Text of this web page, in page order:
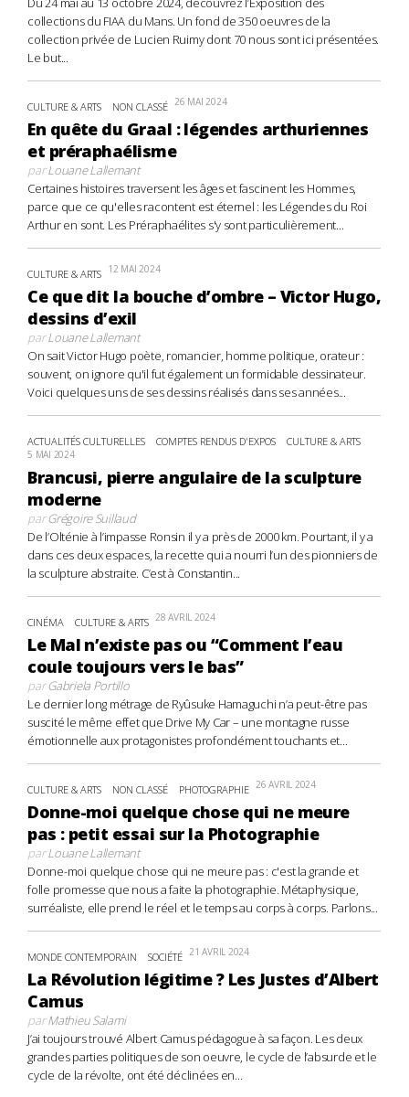
collections du FIAA du Mans. Un fond de 350 oeuvres de la
collection privée de Lucien Ruimy dont 70 nous sont ici présentées.
Le but...
CULTURE & ARTS NON CLASSÉ 26 MAI 2024
En quête du Graal : légendes arthuriennes
et préraphaélisme
parLouane Lallemant
Certaines histoires traversent les âges et fascinent les Hommes,
parce que ce qu'elles racontent est éternel : les Légendes du Roi
Arthur en sont. Les Préraphaélites s'y sont particulièrement...
CULTURE & ARTS 12 MAI 2024
Ce que dit la bouche d’ombre – Victor Hugo,
dessins d’exil
parLouane Lallemant
On sait Victor Hugo poète, romancier, homme politique, orateur :
souvent, on ignore qu'il fut également un formidable dessinateur.
Voici quelques uns de ses dessins réalisés dans ses années...
ACTUALITÉS CULTURELLES COMPTES RENDUS D'EXPOS CULTURE & ARTS
5 MAI 2024
Brancusi, pierre angulaire de la sculpture
moderne
parGrégoire Suillaud
De l’Olténie à l’impasse Ronsin il y a près de 2000 km. Pourtant, il y a
dans ces deux espaces, la recette qui a nourri l’un des pionniers de
la sculpture abstraite. C’est à Constantin...
CINÉMA CULTURE & ARTS 28 AVRIL 2024
Le Mal n’existe pas ou “Comment l’eau
coule toujours vers le bas”
parGabriela Portillo
Le dernier long métrage de Ryûsuke Hamaguchi n’a peut-être pas
suscité le même effet que Drive My Car – une montagne russe
émotionnelle aux protagonistes profondément touchants et...
CULTURE & ARTS NON CLASSÉ PHOTOGRAPHIE 26 AVRIL 2024
Donne-moi quelque chose qui ne meure
pas : petit essai sur la Photographie
parLouane Lallemant
Donne-moi quelque chose qui ne meure pas : c'est la grande et
folle promesse que nous a faite la photographie. Métaphysique,
surréaliste, elle prend le réel et le temps au corps à corps. Parlons...
MONDE CONTEMPORAIN SOCIÉTÉ 21 AVRIL 2024
La Révolution légitime ? Les Justes d’Albert
Camus
parMathieu Salami
J’ai toujours trouvé Albert Camus pédagogue à sa façon. Les deux
grandes parties politiques de son oeuvre, le cycle de l’absurde et le
cycle de la révolte, ont été déclinées en...